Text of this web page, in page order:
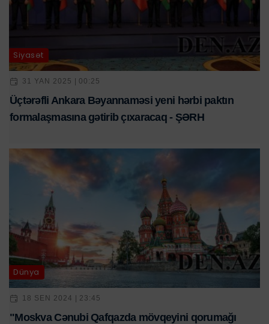
Siyasət
31 YAN 2025 | 00:25
Üçtərəfli Ankara Bəyannaməsi yeni hərbi paktın
formalaşmasına gətirib çıxaracaq - ŞƏRH
Dünya
18 SEN 2024 | 23:45
"Moskva Cənubi Qafqazda mövqeyini qorumağı